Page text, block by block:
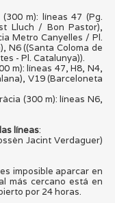
m): líneas 47 (Pg.
Lluch / Bon Pastor),
Metro Canyelles / Pl.
N6 ((Santa Coloma de
- Pl. Catalunya)).
m): líneas 47, H8, N4,
V19 (Barceloneta
(300 m): líneas N6,
líneas:
Jacint Verdaguer)
imposible aparcar en
más cercano está en
por 24 horas.